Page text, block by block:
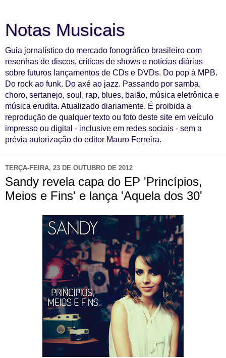
Notas Musicais
Guia jornalístico do mercado fonográfico brasileiro com
resenhas de discos, críticas de shows e notícias diárias
sobre futuros lançamentos de CDs e DVDs. Do pop à MPB.
Do rock ao funk. Do axé ao jazz. Passando por samba,
choro, sertanejo, soul, rap, blues, baião, música eletrônica e
música erudita. Atualizado diariamente. É proibida a
reprodução de qualquer texto ou foto deste site em veículo
impresso ou digital - inclusive em redes sociais - sem a
prévia autorização do editor Mauro Ferreira.
TERÇA-FEIRA, 23 DE OUTUBRO DE 2012
Sandy revela capa do EP 'Princípios,
Meios e Fins' e lança 'Aquela dos 30'